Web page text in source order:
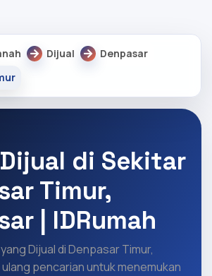
Dijual
Denpasar
di Sekitar
Timur,
| IDRumah
Dijual di Denpasar Timur,
pencarian untuk menemukan